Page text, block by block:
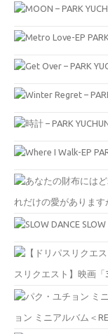
れだけの愛があります
スリクエスト】映画「
ョン ミニアルバム＜